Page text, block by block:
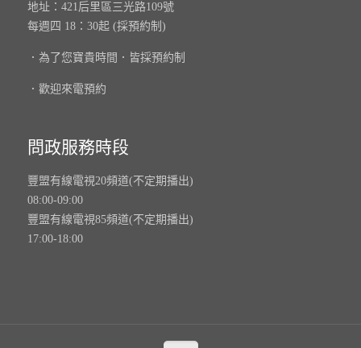
地址：421后里區三光路109號
每週四 18：30起 (採預約制)
．為了您寶貴時間．皆採預約制
．歡迎來電預約
問政服務時段
豐盟有線電視20頻道(不定期播出)
08:00-09:00
豐盟有線電視85頻道(不定期播出)
17:00-18:00